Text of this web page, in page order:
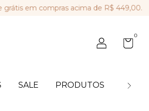
compras acima de R$ 449,00.
0
SALE PRODUTOS BLOG